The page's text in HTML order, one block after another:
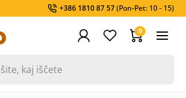
+386 1810 87 57(Pon-Pet: 10 - 15)
0